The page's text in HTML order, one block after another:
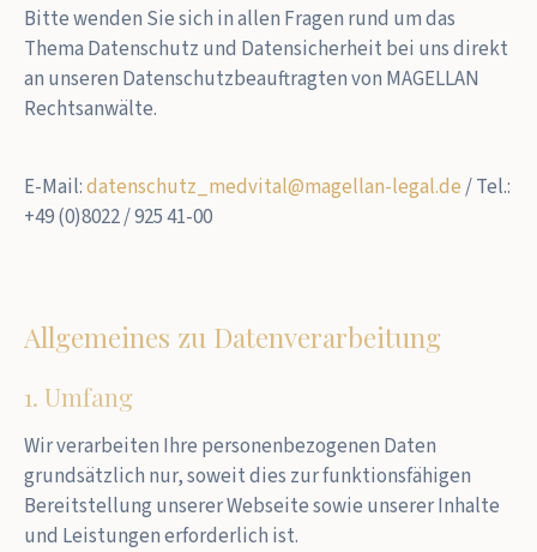
Bitte wenden Sie sich in allen Fragen rund um das
Thema Datenschutz und Datensicherheit bei uns direkt
an unseren Datenschutzbeauftragten von MAGELLAN
Rechtsanwälte.
E-Mail:datenschutz_medvital@magellan-legal.de/ Tel.:
+49 (0)8022 / 925 41-00
Allgemeines zu Datenverarbeitung
1. Umfang
Wir verarbeiten Ihre personenbezogenen Daten
grundsätzlich nur, soweit dies zur funktionsfähigen
Bereitstellung unserer Webseite sowie unserer Inhalte
und Leistungen erforderlich ist.